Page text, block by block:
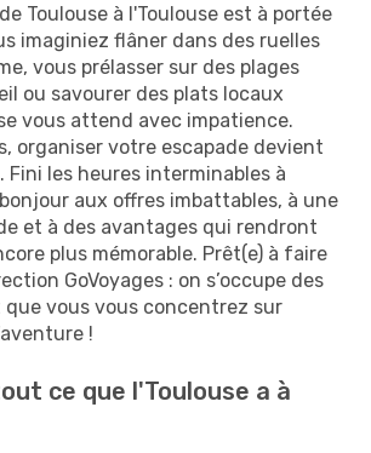
Toulouse à l'Toulouse est à portée
imaginiez flâner dans des ruelles
vous prélasser sur des plages
ou savourer des plats locaux
vous attend avec impatience.
organiser votre escapade devient
Fini les heures interminables à
aux offres imbattables, à une
et à des avantages qui rendront
plus mémorable. Prêt(e) à faire
GoVoyages : on s’occupe des
vous vous concentrez sur
!
ce que l'Toulouse a à